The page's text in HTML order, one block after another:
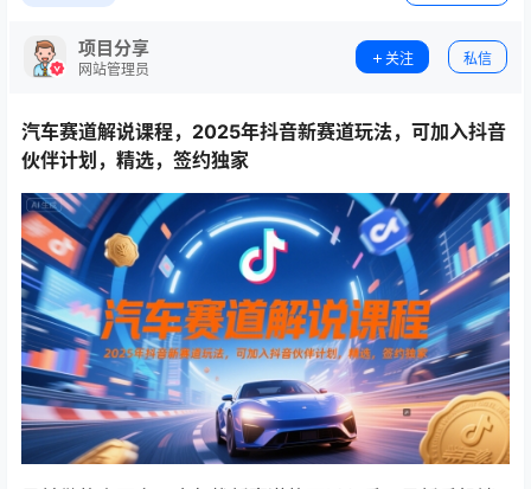
项目分享
网站管理员
关注 私信
汽车赛道解说课程，2025年抖音新赛道玩法 ，可加入抖音
伙伴计划，精选，签约独家